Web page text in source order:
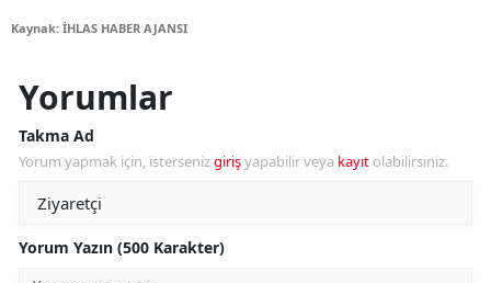
Kaynak: İHLAS HABER AJANSI
Yorumlar
Takma Ad
Yorum yapmak için, istersenizgirişyapabilir veya kayıt olabilirsiniz.
Yorum Yazın (500 Karakter)